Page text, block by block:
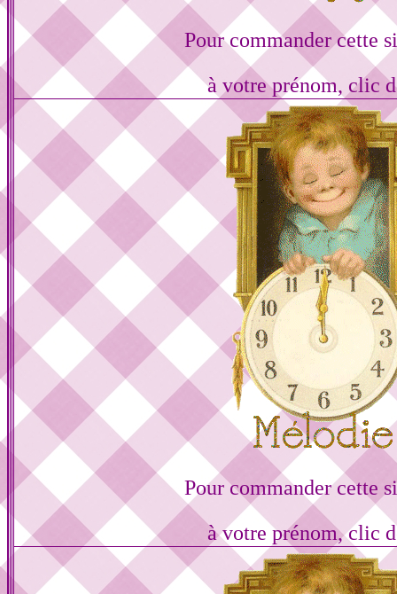
Pour commander cette
à votre prénom, clic
Pour commander cette
à votre prénom, clic